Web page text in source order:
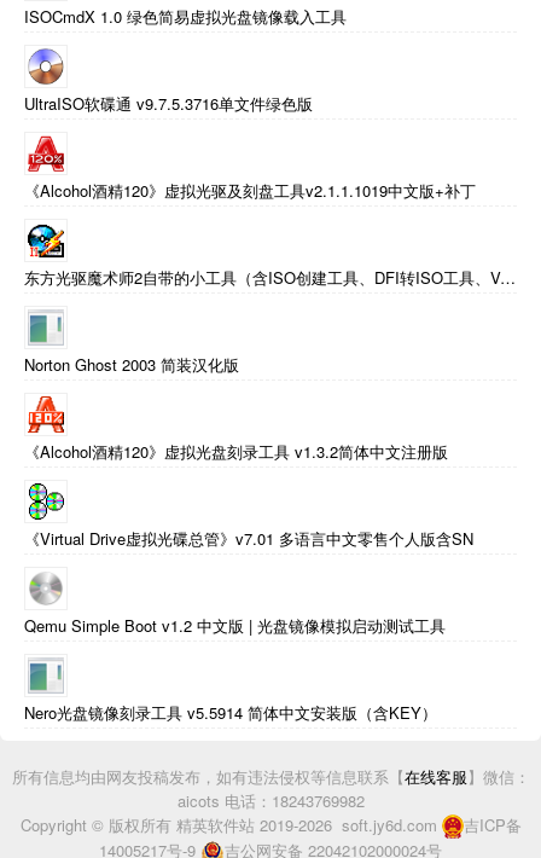
ISOCmdX 1.0 绿色简易虚拟光盘镜像载入工具
UltraISO软碟通 v9.7.5.3716单文件绿色版
《Alcohol酒精120》虚拟光驱及刻盘工具v2.1.1.1019中文版+补丁
东方光驱魔术师2自带的小工具（含ISO创建工具、DFI转ISO工具、VCD转DivX工具）
Norton Ghost 2003 简装汉化版
《Alcohol酒精120》虚拟光盘刻录工具 v1.3.2简体中文注册版
《Virtual Drive虚拟光碟总管》v7.01 多语言中文零售个人版含SN
Qemu Simple Boot v1.2 中文版 | 光盘镜像模拟启动测试工具
Nero光盘镜像刻录工具 v5.5914 简体中文安装版（含KEY）
所有信息均由网友投稿发布，如有违法侵权等信息联系【在线客服】微信：
aicots 电话：18243769982
Copyright © 版权所有 精英软件站 2019-2026 soft.jy6d.com
吉ICP备
14005217号-9
吉公网安备 22042102000024号